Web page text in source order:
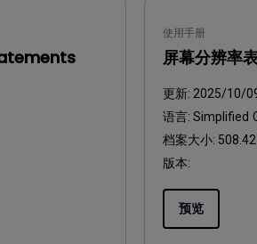
使用手册
屏幕分辨率
更新: 2025/10/
语言:Simplified
档案大小:
版本:
预览